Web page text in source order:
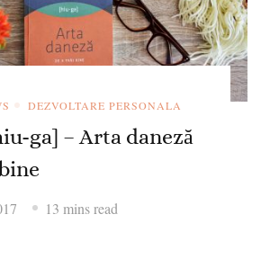
DEZVOLTARE PERSONALA
ga] – Arta daneză
13 mins read